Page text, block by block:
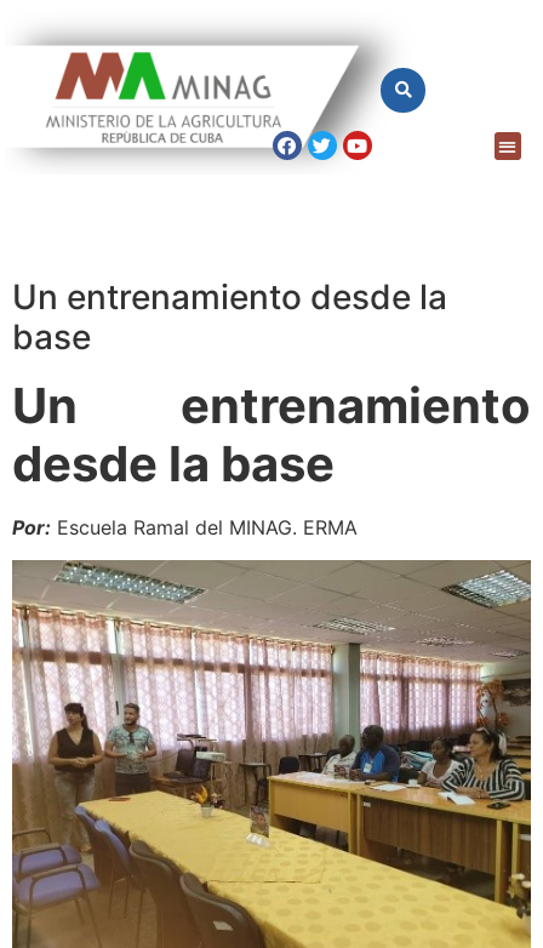
Un entrenamiento desde la
base
Un entrenamiento
desde la base
Por: Escuela Ramal del MINAG. ERMA